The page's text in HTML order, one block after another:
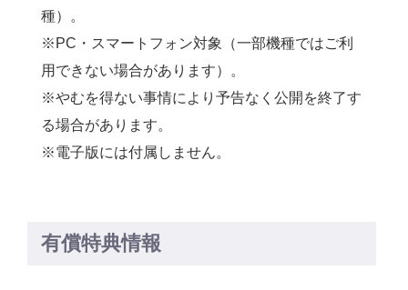
種）。
※PC・スマートフォン対象（一部機種ではご利
用できない場合があります）。
※やむを得ない事情により予告なく公開を終了す
る場合があります。
※電子版には付属しません。
有償特典情報